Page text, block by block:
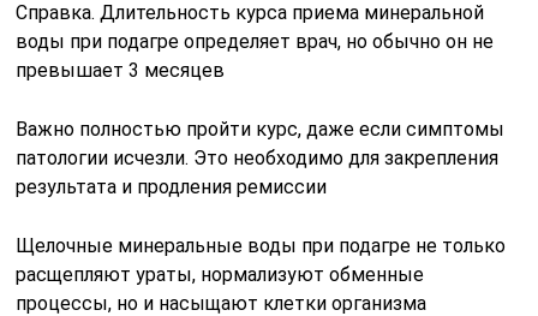
Справка. Длительность курса приема минеральной
воды при подагре определяет врач, но обычно он не
превышает 3 месяцев
Важно полностью пройти курс, даже если симптомы
патологии исчезли. Это необходимо для закрепления
результата и продления ремиссии
Щелочные минеральные воды при подагре не только
расщепляют ураты, нормализуют обменные
процессы, но и насыщают клетки организма